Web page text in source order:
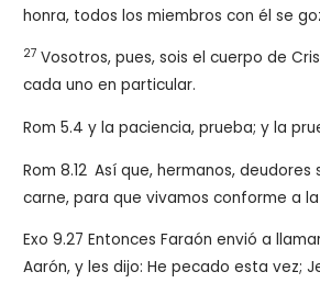
honra, todos los miembros con él se
27Vosotros, pues, sois el cuerpo de
cada uno en particular.
Rom 5.4 y la paciencia, prueba; y la
Rom 8.12 Así que, hermanos, deudores
carne, para que vivamos conforme a
Exo 9.27 Entonces Faraón envió a
Aarón, y les dijo: He pecado esta vez;